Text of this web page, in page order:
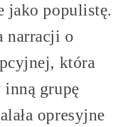
jako populistę.
narracji o
która
inną grupę
opresyjne